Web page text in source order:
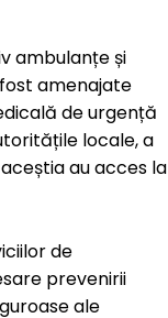
ambulanțe și
amenajate
de urgență
locale, a
au acces la
de
prevenirii
ale